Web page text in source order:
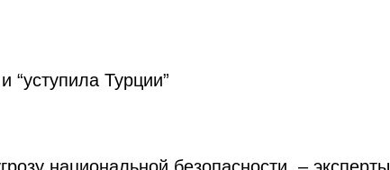
“уступила Турции”